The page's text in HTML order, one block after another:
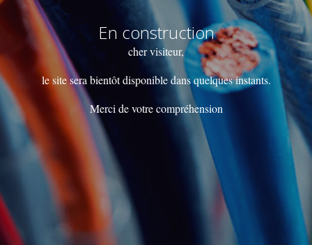
En construction
cher visiteur,
le site sera bientôt disponible dans quelques instants.
Merci de votre compréhension